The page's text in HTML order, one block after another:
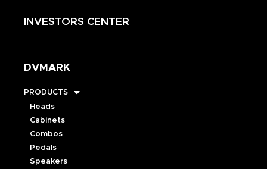
INVESTORS CENTER
DVMARK
PRODUCTS
Heads
Cabinets
Combos
Pedals
Speakers